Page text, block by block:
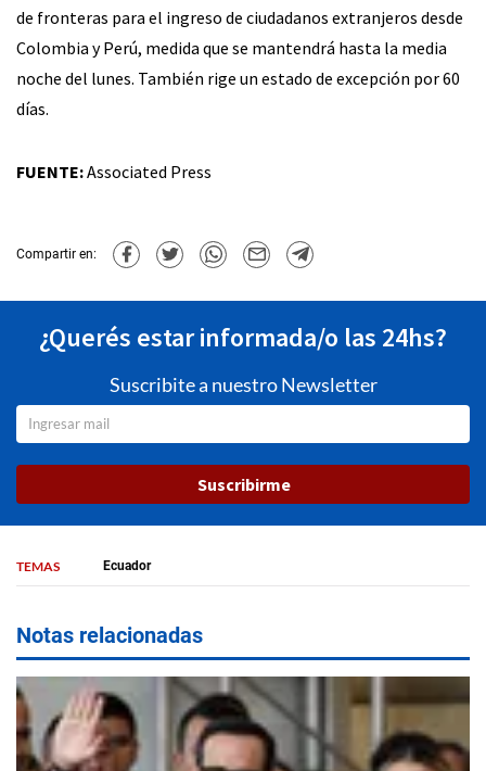
de fronteras para el ingreso de ciudadanos extranjeros desde
Colombia y Perú, medida que se mantendrá hasta la media
noche del lunes. También rige un estado de excepción por 60
días.
FUENTE:Associated Press
Compartir en:
¿Querés estar informada/o las 24hs?
Suscribite a nuestro Newsletter
Suscribirme
TEMAS Ecuador
Notas relacionadas